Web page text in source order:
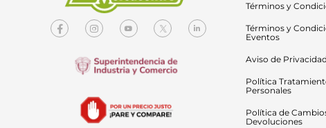
Términos y
Términos y
Eventos
Aviso de Privacidad
Política
Personales
Política de
Devoluciones